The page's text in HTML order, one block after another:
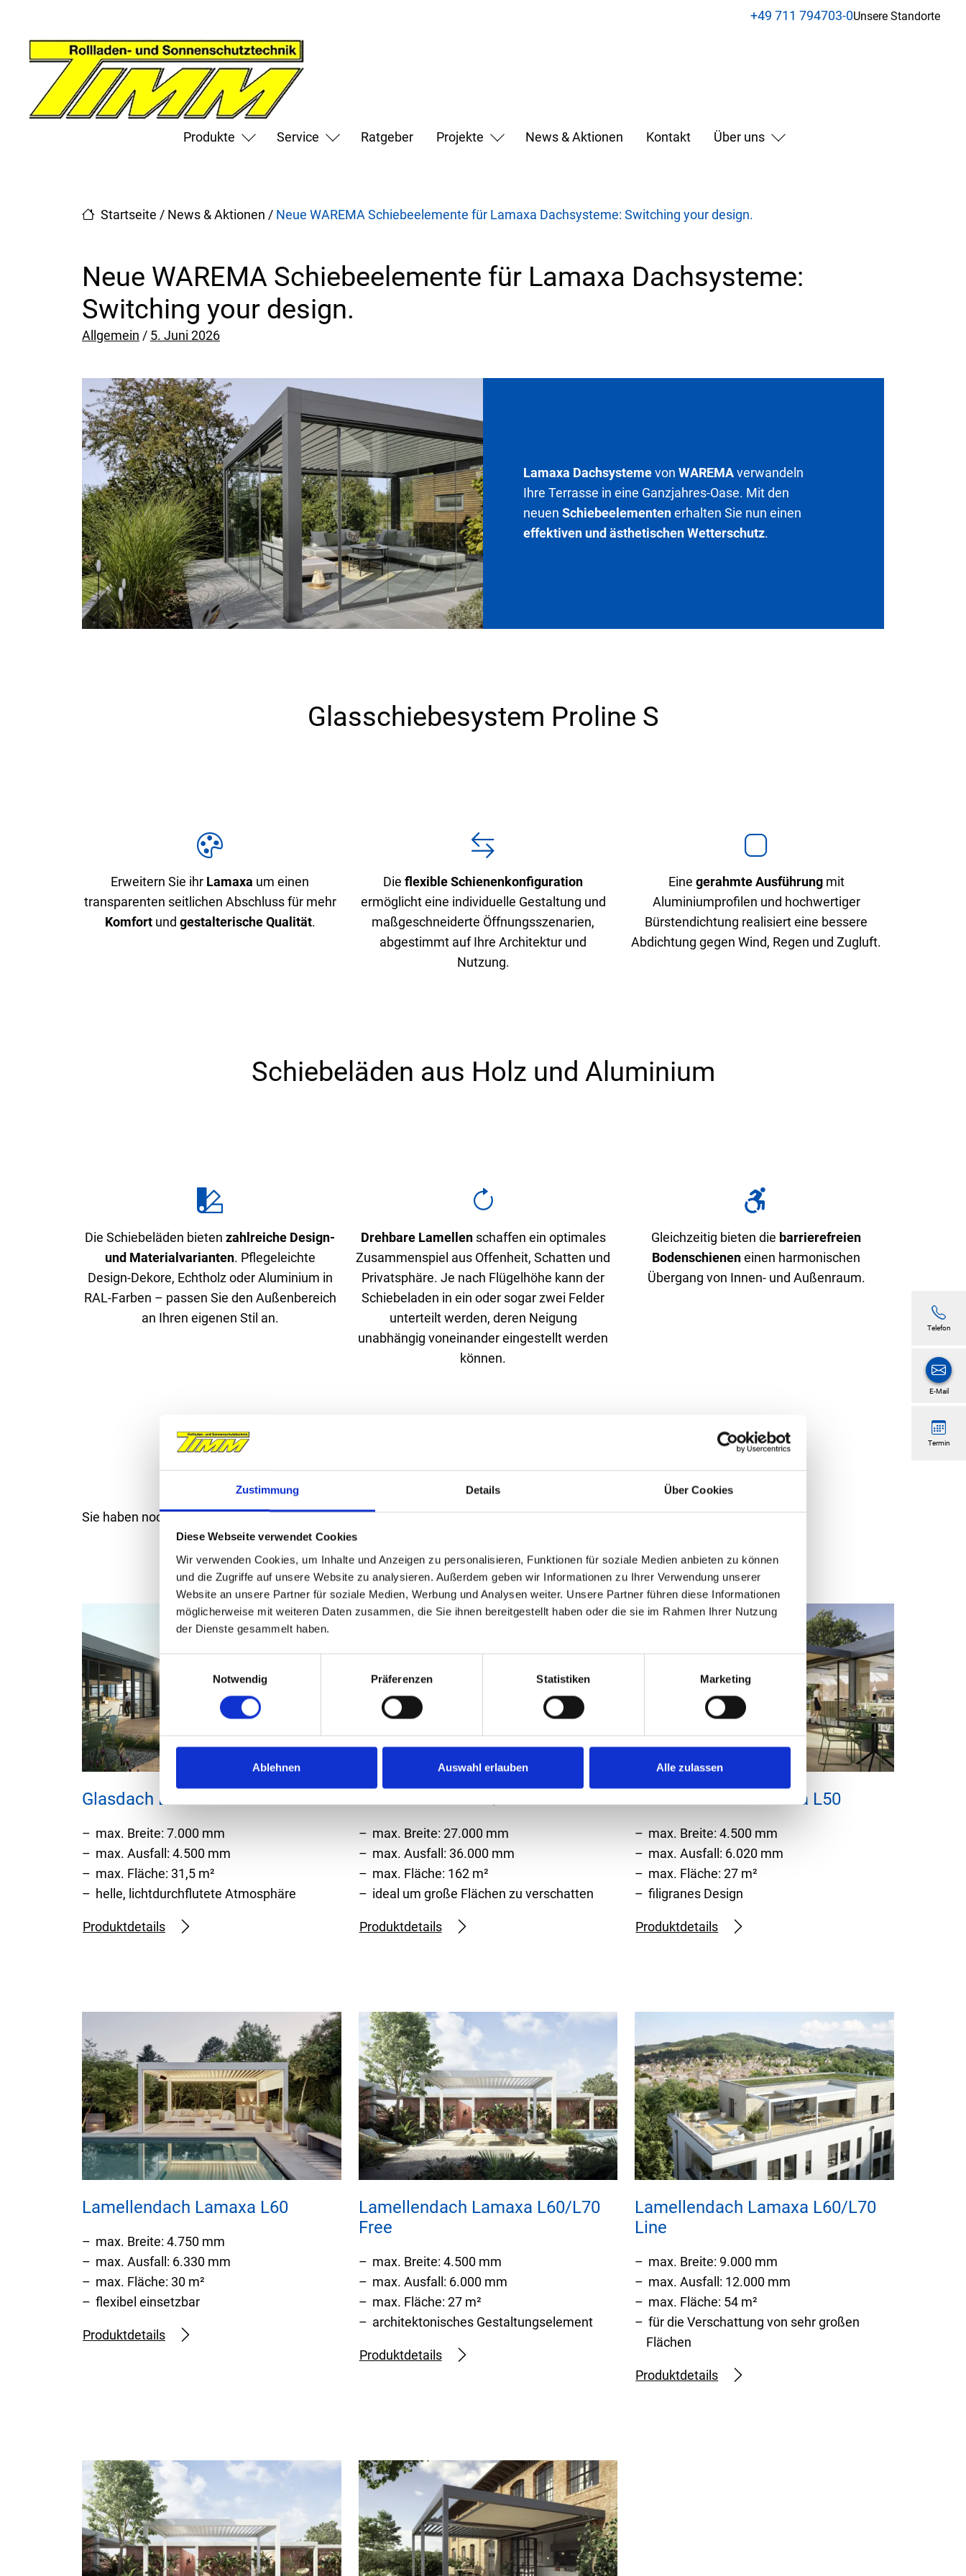
Zustimmung Details Über Cookies
Diese Webseite verwendet Cookies
Wir verwenden Cookies, um Inhalte und Anzeigen zu personalisieren, Funktionen für soziale Medien anbieten zu können
und die Zugriffe auf unsere Website zu analysieren. Außerdem geben wir Informationen zu Ihrer Verwendung unserer
Website an unsere Partner für soziale Medien, Werbung und Analysen weiter. Unsere Partner führen diese Informationen
möglicherweise mit weiteren Daten zusammen, die Sie ihnen bereitgestellt haben oder die sie im Rahmen Ihrer Nutzung
der Dienste gesammelt haben.
E
i
w
i
l
l
g
n
g
s
Notwendig Präferenzen Statistiken Marketing
Ablehnen Auswahl erlauben Alle zulassen
+49 711 794703-0Unsere Standorte
Hauptnavigation
Produkte Service Ratgeber Projekte News & Aktionen Kontakt Über uns
Startseite / News & Aktionen / Neue WAREMA Schiebeelemente für Lamaxa Dachsysteme: Switching your design.
Neue WAREMA Schiebeelemente für Lamaxa Dachsysteme:
Switching your design.
Allgemein / Posted on
5. Juni 2026
Lamaxa Dachsystemevon WAREMAverwandeln
Ihre Terrasse in eine Ganzjahres-Oase. Mit den
neuen Schiebeelementenerhalten Sie nun einen
effektiven und ästhetischen Wetterschutz.
Glasschiebesystem Proline S
Erweitern Sie ihr Lamaxa um einen
transparenten seitlichen Abschluss für mehr
Komfortund gestalterische Qualität.
Die flexible Schienenkonfiguration
ermöglicht eine individuelle Gestaltung und
maßgeschneiderte Öffnungsszenarien,
abgestimmt auf Ihre Architektur und
Nutzung.
Eine gerahmte Ausführungmit
Aluminiumprofilen und hochwertiger
Bürstendichtung realisiert eine bessere
Abdichtung gegen Wind, Regen und Zugluft.
Schiebeläden aus Holz und Aluminium
Die Schiebeläden bieten zahlreiche Design-
und Materialvarianten. Pflegeleichte
Design-Dekore, Echtholz oder Aluminium in
RAL-Farben – passen Sie den Außenbereich
an Ihren eigenen Stil an.
Drehbare Lamellenschaffen ein optimales
Zusammenspiel aus Offenheit, Schatten und
Privatsphäre. Je nach Flügelhöhe kann der
Schiebeladen in ein oder sogar zwei Felder
unterteilt werden, deren Neigung
unabhängig voneinander eingestellt werden
können.
Gleichzeitig bieten die barrierefreien
Bodenschieneneinen harmonischen
Übergang von Innen- und Außenraum.
Unsere Lamaxa-Produkte
Sie haben noch Fragen oder möchten weitere Zusatzausstattung für Ihr Lamaxa kennenlernen?KontaktierenSie uns gerne.
Glasdach Lamaxa L50 View
max. Breite: 7.000 mm
max. Ausfall: 4.500 mm
max. Fläche: 31,5 m²
helle, lichtdurchflutete Atmosphäre
Produktdetails
Lamaxa L50 Line / Stern
max. Breite: 27.000 mm
max. Ausfall: 36.000 mm
max. Fläche: 162 m²
ideal um große Flächen zu verschatten
Produktdetails
Lamellendach Lamaxa L50
max. Breite: 4.500 mm
max. Ausfall: 6.020 mm
max. Fläche: 27 m²
filigranes Design
Produktdetails
Lamellendach Lamaxa L60
max. Breite: 4.750 mm
max. Ausfall: 6.330 mm
max. Fläche: 30 m²
flexibel einsetzbar
Produktdetails
Lamellendach Lamaxa L60/L70
Free
max. Breite: 4.500 mm
max. Ausfall: 6.000 mm
max. Fläche: 27 m²
architektonisches Gestaltungselement
Produktdetails
Lamellendach Lamaxa L60/L70
Line
max. Breite: 9.000 mm
max. Ausfall: 12.000 mm
max. Fläche: 54 m²
für die Verschattung von sehr großen
Flächen
Produktdetails
Telefon
E-Mail
Termin